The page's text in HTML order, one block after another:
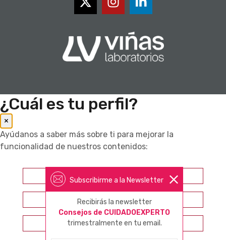
Subscribirme a la Newsletter
Recibirás la newsletter
Consejos de CUIDADOEXPERTO
trimestralmente en tu email.
¿Cuál es tu perfil?
×
Ayúdanos a saber más sobre ti para mejorar la
funcionalidad de nuestros contenidos:
Farmacéutico
Otros profesionales sanitarios
Consumidor